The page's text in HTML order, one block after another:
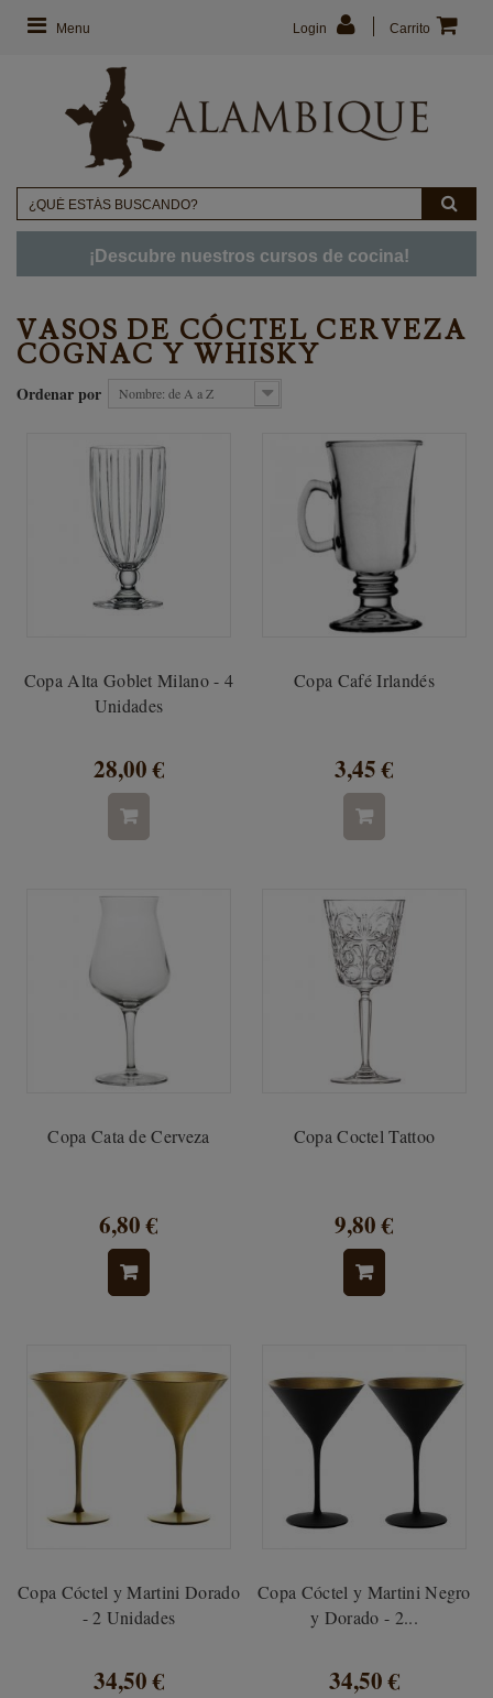
Menu Carrito
Login
¡Descubre nuestros cursos de cocina!
VASOS DE CÓCTEL CERVEZA
COGNAC Y WHISKY
Ordenar por Nombre: de A a Z
Copa Alta Goblet Milano - 4
Unidades
28,00 €
Copa Café Irlandés
3,45 €
Copa Cata de Cerveza
6,80 €
Copa Coctel Tattoo
9,80 €
Copa Cóctel y Martini Dorado
- 2 Unidades
34,50 €
Copa Cóctel y Martini Negro
y Dorado - 2...
34,50 €